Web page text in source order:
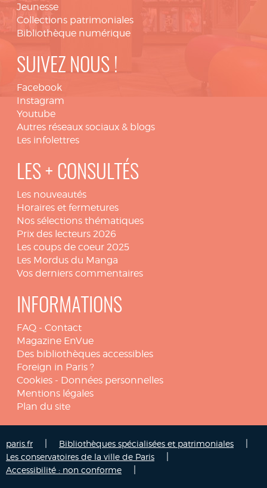
Jeunesse
Collections patrimoniales
Bibliothèque numérique
SUIVEZ NOUS !
Facebook
Instagram
Youtube
Autres réseaux sociaux & blogs
Les infolettres
LES + CONSULTÉS
Les nouveautés
Horaires et fermetures
Nos sélections thématiques
Prix des lecteurs 2026
Les coups de coeur 2025
Les Mordus du Manga
Vos derniers commentaires
INFORMATIONS
FAQ - Contact
Magazine EnVue
Des bibliothèques accessibles
Foreign in Paris ?
Cookies - Données personnelles
Mentions légales
Plan du site
paris.fr Bibliothèques spécialisées et patrimoniales
Les conservatoires de la ville de Paris
Accessibilité : non conforme